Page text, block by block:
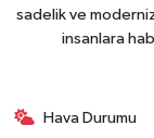
sadelik ve
insanlara
Hava Durumu